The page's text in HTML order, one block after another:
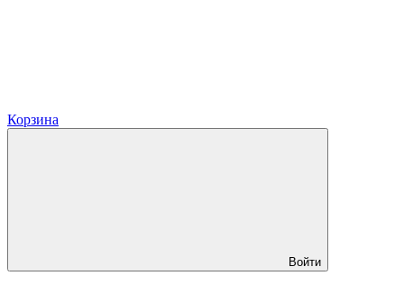
Корзина
Войти